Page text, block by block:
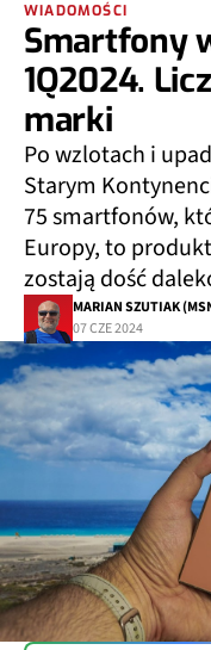
WIADOMOŚCI
Smartfony
1Q2024.
marki
Po wzlotach i
Starym
75 smartfonów,
Europy, to
zostają dość
MARIAN SZUTIAK
07 CZE 2024